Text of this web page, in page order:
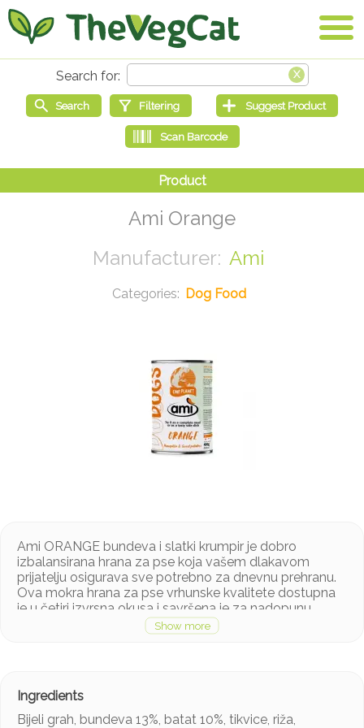
Ami Orange
Ami
Dog Food
Ami ORANGE bundeva i slatki krumpir je dobro
izbalansirana hrana za pse koja vašem dlakavom
prijatelju osigurava sve potrebno za dnevnu prehranu.
Ova mokra hrana za pse vrhunske kvalitete dostupna
je u četiri izvrsna okusa i savršena je za nadopunu
briketa vašeg psa potpunim i zdravim obrokom.
Izmjenjujući druge Amì okuse mokre hrane, svom psu
krumpir dočekat će vas ukusna aroma koju će vaš pas
sigurno voljeti. Ovisno o potrebama vašeg psa i
Bijeli grah, bundeva 13%, batat 10%, tikvice, riža,